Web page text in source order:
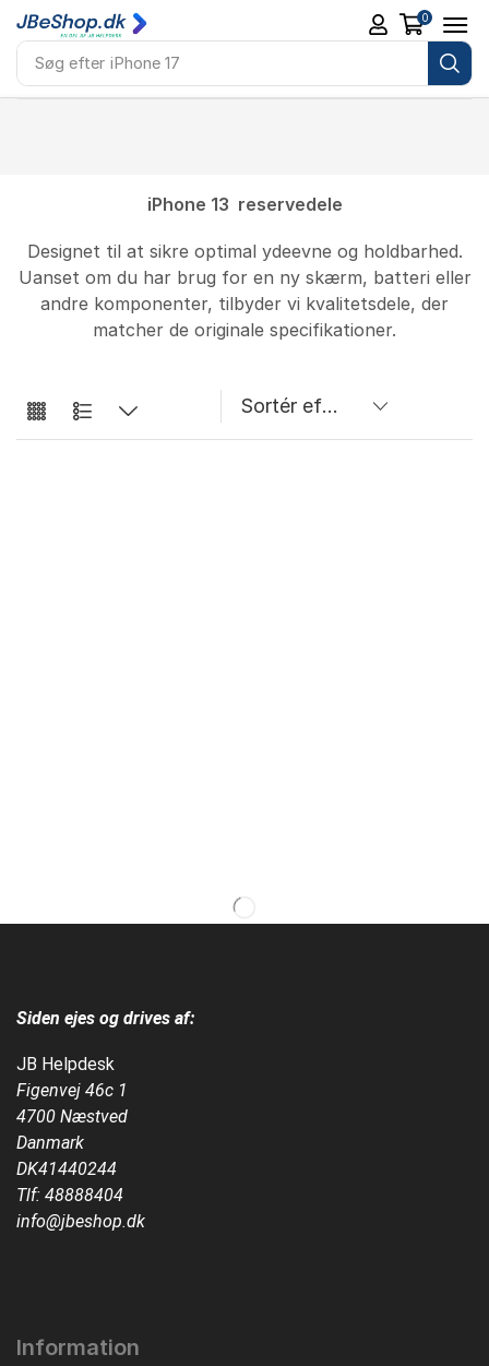
Søg efter iPhone 17
0
iPhone 13 reservedele
Designet til at sikre optimal ydeevne og holdbarhed.
Uanset om du har brug for en ny skærm, batteri eller
andre komponenter, tilbyder vi kvalitetsdele, der
matcher de originale specifikationer.
Siden ejes og drives af:
JB Helpdesk
Figenvej 46c 1
4700 Næstved
Danmark
DK41440244
Tlf: 48888404
info@jbeshop.dk
Information